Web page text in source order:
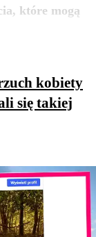
które mogą
kobiety
się takiej